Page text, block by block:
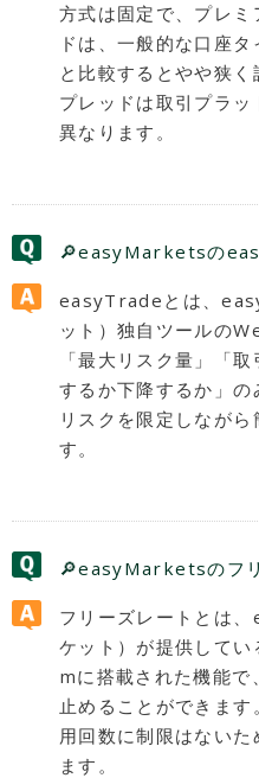
方式は固定で、プレ
ドは、一般的な口座
と比較するとやや狭
プレッドは取引プラ
異なります。
🔎easyMarketsの
easyTradeとは、
ット）独自ツールの
「最大リスク量」「
するか下降するか」の
リスクを限定しなが
す。
🔎easyMarketsのフ
フリーズレートとは
ケット）が提供して
mに搭載された機能で
止めることができま
用回数に制限はない
ます。